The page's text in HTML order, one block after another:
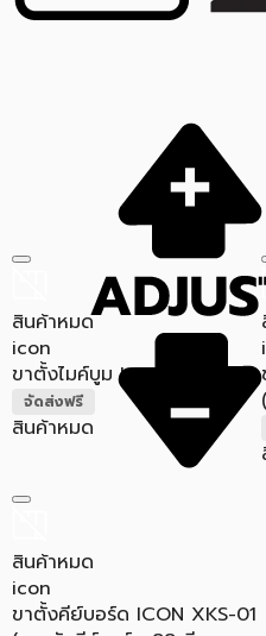
สินค้าหมด
icon
ขาตั้งคีย์บอร์ด ICON XKS-01
สินค้าหมด
icon
ขาตั้งไมค์บูม ICON MB-04
จัดส่งฟรี
สินค้าหมด